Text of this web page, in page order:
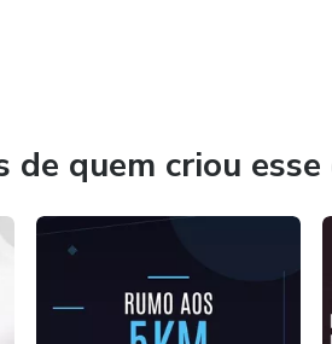
quem criou